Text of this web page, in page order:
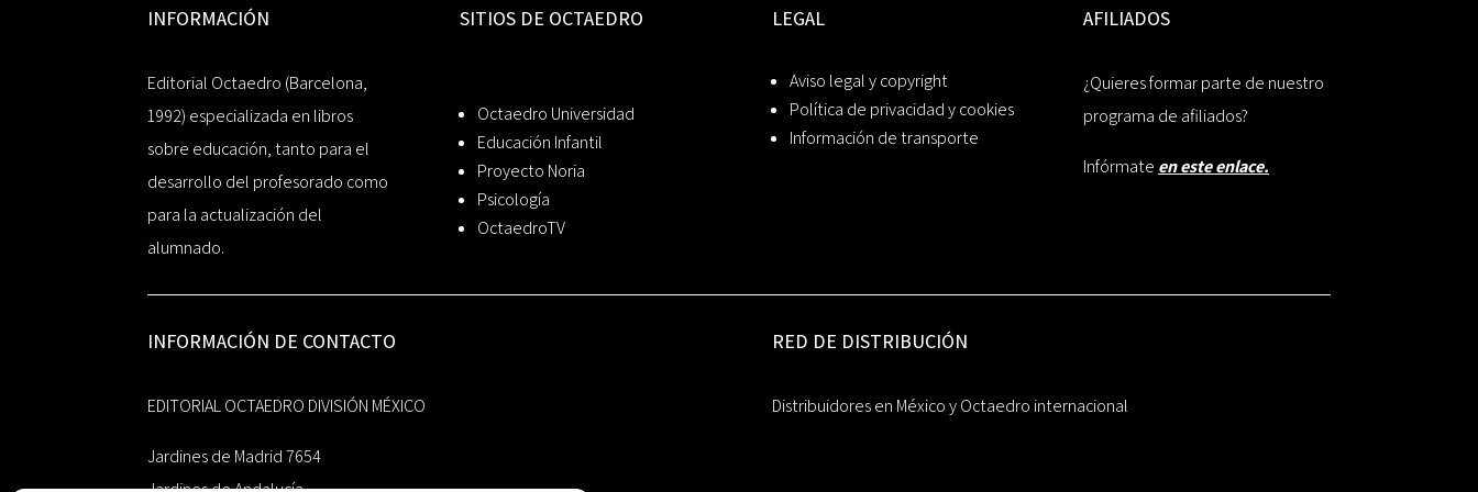
INFORMACIÓN
Editorial Octaedro (Barcelona,
1992) especializada en libros
sobre educación, tanto para el
desarrollo del profesorado como
para la actualización del
alumnado.
SITIOS DE OCTAEDRO
Octaedro Universidad
Educación Infantil
Proyecto Noria
Psicología
OctaedroTV
LEGAL
Aviso legal y copyright
Política de privacidad y cookies
Información de transporte
AFILIADOS
¿Quieres formar parte de nuestro
programa de afiliados?
Infórmate en este enlace.
INFORMACIÓN DE CONTACTO
EDITORIAL OCTAEDRO DIVISIÓN MÉXICO
Jardines de Madrid 7654
RED DE DISTRIBUCIÓN
Distribuidores en México y Octaedro internacional